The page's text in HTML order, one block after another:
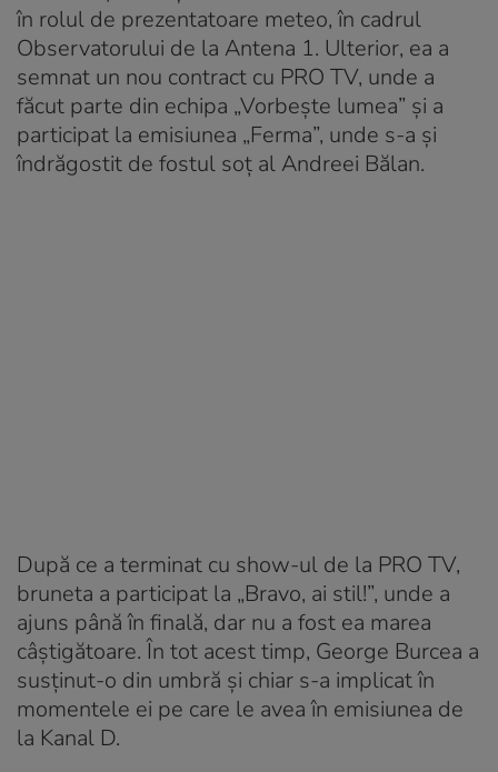
în rolul de prezentatoare meteo, în cadrul
Observatorului de la Antena 1. Ulterior, ea a
semnat un nou contract cu PRO TV, unde a
făcut parte din echipa „Vorbește lumea” și a
participat la emisiunea „Ferma”, unde s-a și
îndrăgostit de fostul soț al Andreei Bălan.
După ce a terminat cu show-ul de la PRO TV,
bruneta a participat la „Bravo, ai stil!”, unde a
ajuns până în finală, dar nu a fost ea marea
câștigătoare. În tot acest timp, George Burcea a
susținut-o din umbră și chiar s-a implicat în
momentele ei pe care le avea în emisiunea de
la Kanal D.